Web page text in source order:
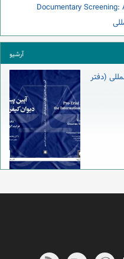
Documentary
آرشیو
(دفتر